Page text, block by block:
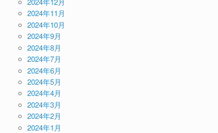
2024年11月
2024年10月
2024年9月
2024年8月
2024年7月
2024年6月
2024年5月
2024年4月
2024年3月
2024年2月
2024年1月